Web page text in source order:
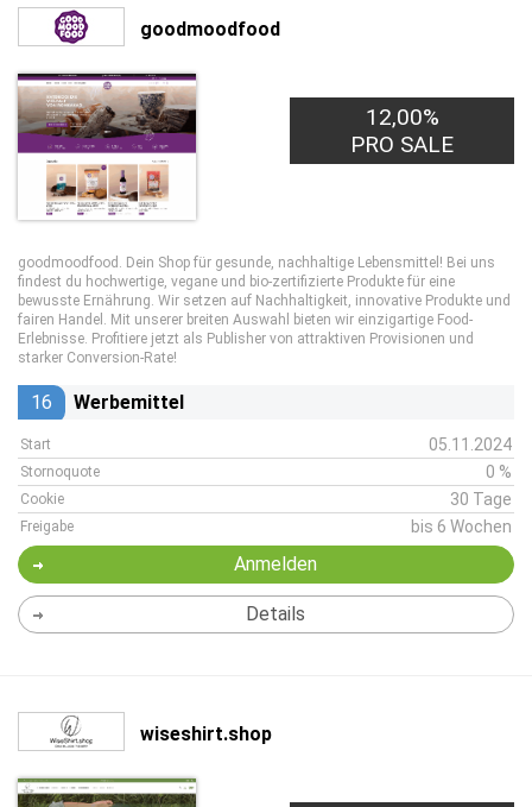
goodmoodfood
12,00%
PRO SALE
goodmoodfood. Dein Shop für gesunde, nachhaltige Lebensmittel! Bei uns
findest du hochwertige, vegane und bio-zertifizierte Produkte für eine
bewusste Ernährung. Wir setzen auf Nachhaltigkeit, innovative Produkte und
fairen Handel. Mit unserer breiten Auswahl bieten wir einzigartige Food-
Erlebnisse. Profitiere jetzt als Publisher von attraktiven Provisionen und
starker Conversion-Rate!
16 Werbemittel
Start 05.11.2024
Stornoquote 0 %
Cookie 30 Tage
Freigabe bis 6 Wochen
Anmelden
Details
wiseshirt.shop